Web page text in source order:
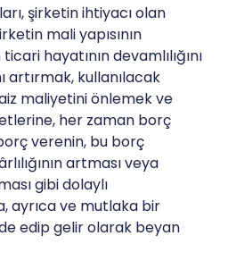
şirketin ihtiyacı olan
mali yapısının
hayatının devamlılığını
artırmak, kullanılacak
maliyetini önlemek ve
her zaman borç
verenin, bu borç
artması veya
gibi dolaylı
ayrıca ve mutlaka bir
edip gelir olarak beyan